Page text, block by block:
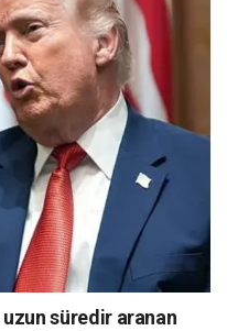
uzun süredir aranan